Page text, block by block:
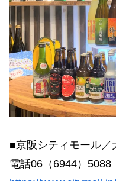
■京阪シティモール／
電話06（6944）5088